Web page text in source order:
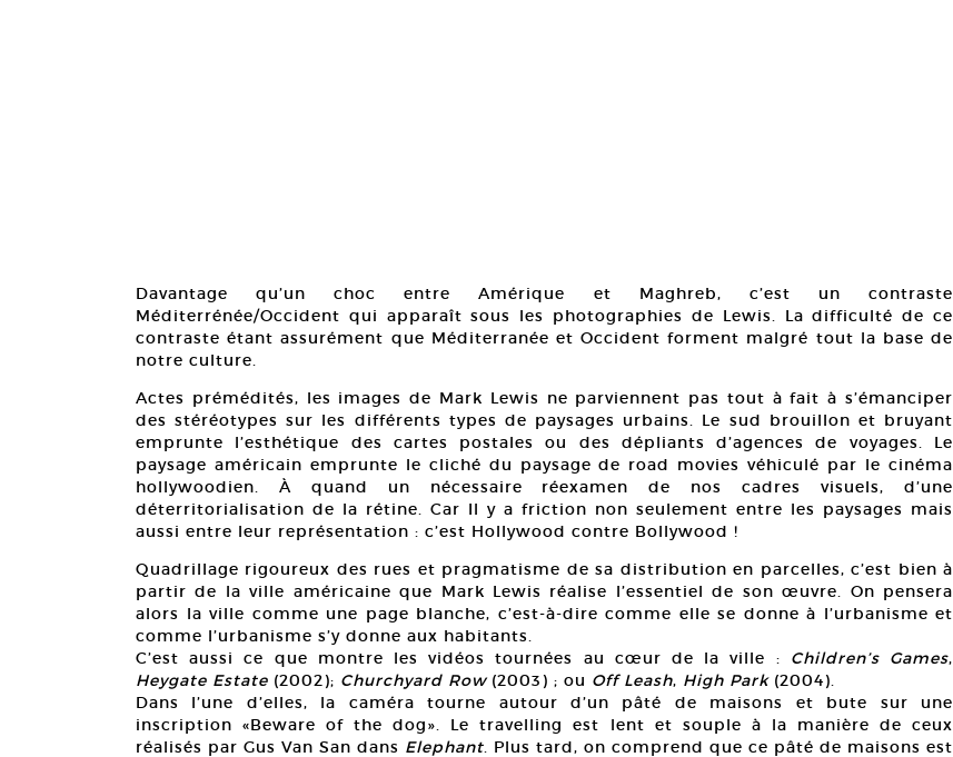
Davantage qu’un choc entre Amérique et Maghreb, c’est un contraste
Méditerrénée/Occident qui apparaît sous les photographies de Lewis. La difficulté de ce
contraste étant assurément que Méditerranée et Occident forment malgré tout la base de
notre culture.
Actes prémédités, les images de Mark Lewis ne parviennent pas tout à fait à s’émanciper
des stéréotypes sur les différents types de paysages urbains. Le sud brouillon et bruyant
emprunte l’esthétique des cartes postales ou des dépliants d’agences de voyages. Le
paysage américain emprunte le cliché du paysage de road movies véhiculé par le cinéma
hollywoodien. À quand un nécessaire réexamen de nos cadres visuels, d’une
déterritorialisation de la rétine. Car Il y a friction non seulement entre les paysages mais
aussi entre leur représentation : c’est Hollywood contre Bollywood !
Quadrillage rigoureux des rues et pragmatisme de sa distribution en parcelles, c’est bien à
partir de la ville américaine que Mark Lewis réalise l’essentiel de son œuvre. On pensera
alors la ville comme une page blanche, c’est-à-dire comme elle se donne à l’urbanisme et
comme l’urbanisme s’y donne aux habitants.
C’est aussi ce que montre les vidéos tournées au cœur de la ville : Children’s Games,
Heygate Estate (2002); Churchyard Row(2003) ; ou Off Leash, High Park(2004).
Dans l’une d’elles, la caméra tourne autour d’un pâté de maisons et bute sur une
inscription «Beware of the dog». Le travelling est lent et souple à la manière de ceux
réalisés par Gus Van San dans Elephant. Plus tard, on comprend que ce pâté de maisons est